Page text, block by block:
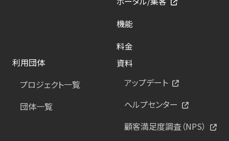
機能
料金
利用団体
プロジェクト一覧
団体一覧
資料
アップデート
ヘルプセンター
顧客満足度調査（NPS）